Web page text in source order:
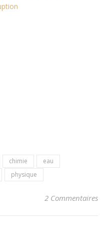
chimie
eau
physique
2 Commentaires